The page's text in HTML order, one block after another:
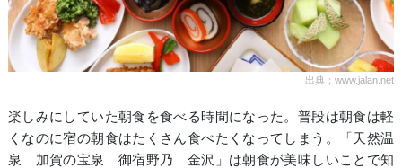
出典：www.jalan.net
楽しみにしていた朝食を食べる時間になった。普段は朝食は軽
くなのに宿の朝食はたくさん食べたくなってしまう。「天然温
泉 加賀の宝泉 御宿野乃 金沢」は朝食が美味しいことで知